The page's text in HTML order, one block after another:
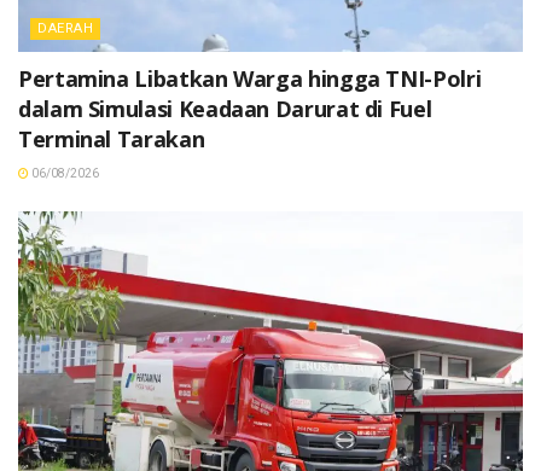
DAERAH
Pertamina Libatkan Warga hingga TNI-Polri
dalam Simulasi Keadaan Darurat di Fuel
Terminal Tarakan
06/08/2026